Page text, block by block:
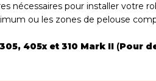
nécessaires pour installer votre
ou les zones de pelouse
405x et 310 Mark II (Pour